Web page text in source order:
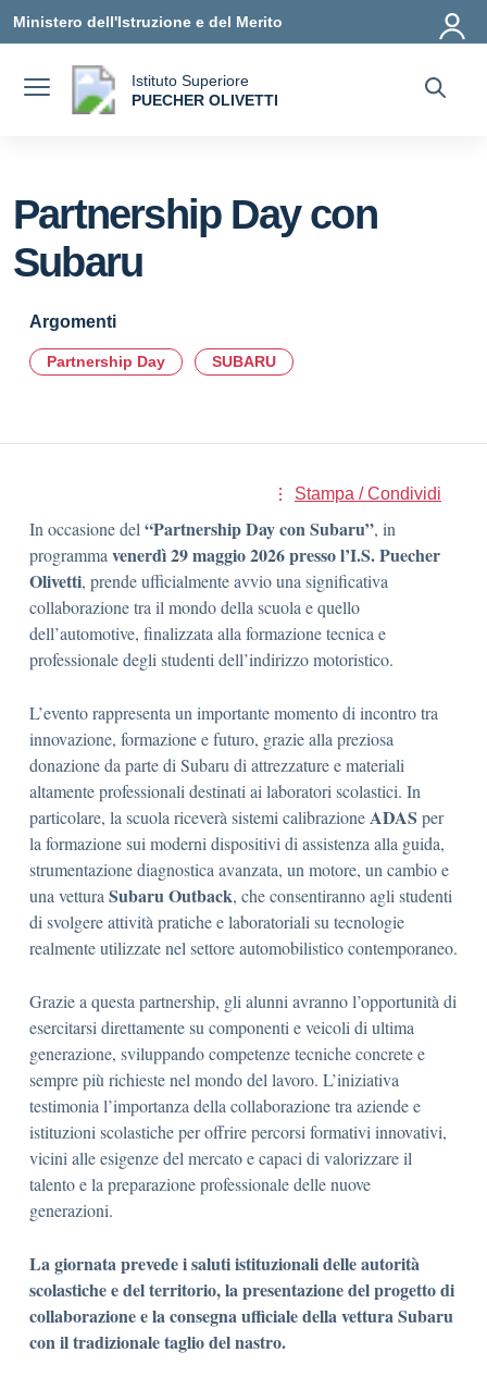
Ministero dell'Istruzione e del Merito
Istituto Superiore
PUECHER OLIVETTI
Partnership Day con
Subaru
Argomenti
Partnership Day SUBARU
Stampa / Condividi
In occasione del “Partnership Day con Subaru”, in
programma venerdì 29 maggio 2026 presso l’I.S. Puecher
Olivetti, prende ufficialmente avvio una significativa
collaborazione tra il mondo della scuola e quello
dell’automotive, finalizzata alla formazione tecnica e
professionale degli studenti dell’indirizzo motoristico.
L’evento rappresenta un importante momento di incontro tra
innovazione, formazione e futuro, grazie alla preziosa
donazione da parte di Subaru di attrezzature e materiali
altamente professionali destinati ai laboratori scolastici. In
particolare, la scuola riceverà sistemi calibrazioneADAS per
la formazione sui moderni dispositivi di assistenza alla guida,
strumentazione diagnostica avanzata, un motore, un cambio e
una vettura Subaru Outback, che consentiranno agli studenti
di svolgere attività pratiche e laboratoriali su tecnologie
realmente utilizzate nel settore automobilistico contemporaneo.
Grazie a questa partnership, gli alunni avranno l’opportunità di
esercitarsi direttamente su componenti e veicoli di ultima
generazione, sviluppando competenze tecniche concrete e
sempre più richieste nel mondo del lavoro. L’iniziativa
testimonia l’importanza della collaborazione tra aziende e
istituzioni scolastiche per offrire percorsi formativi innovativi,
vicini alle esigenze del mercato e capaci di valorizzare il
talento e la preparazione professionale delle nuove
generazioni.
La giornata prevede i saluti istituzionali delle autorità
scolastiche e del territorio, la presentazione del progetto di
collaborazione e la consegna ufficiale della vettura Subaru
con il tradizionale taglio del nastro.